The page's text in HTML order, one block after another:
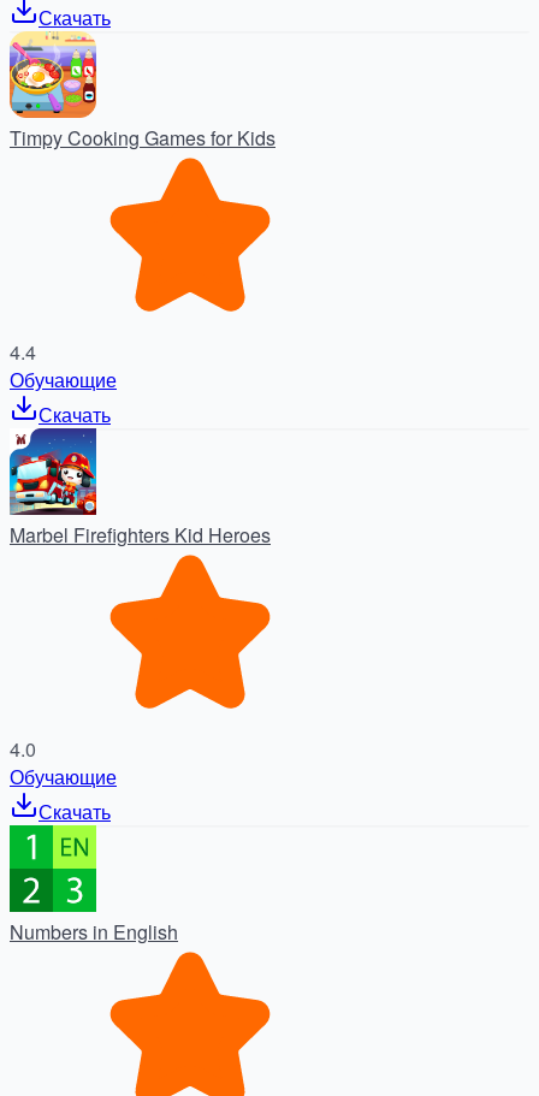
Скачать
Timpy Cooking Games for Kids
4.4
Обучающие
Скачать
Marbel Firefighters Kid Heroes
4.0
Обучающие
Скачать
Numbers in English